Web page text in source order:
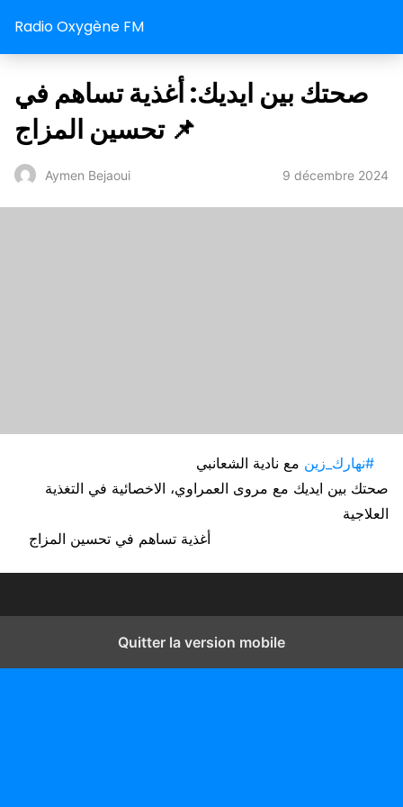
Radio Oxygène FM
صحتك بين ايديك: أغذية تساهم في
تحسين المزاج 📌
Aymen Bejaoui 9 décembre 2024
#نهارك_زين مع نادية الشعانبي
صحتك بين ايديك مع مروى العمراوي، الاخصائية في التغذية
العلاجية
أغذية تساهم في تحسين المزاج
Quitter la version mobile